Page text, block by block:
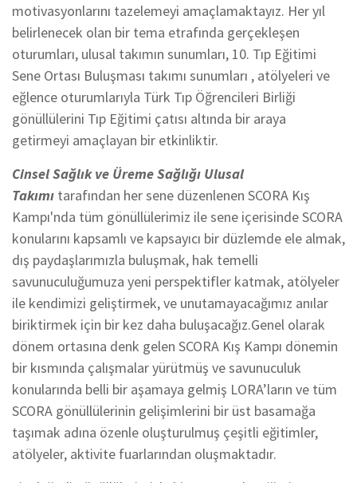
motivasyonlarını tazelemeyi amaçlamaktayız. Her yıl
belirlenecek olan bir tema etrafında gerçekleşen
oturumları, ulusal takımın sunumları, 10. Tıp Eğitimi
Sene Ortası Buluşması takımı sunumları , atölyeleri ve
eğlence oturumlarıyla Türk Tıp Öğrencileri Birliği
gönüllülerini Tıp Eğitimi çatısı altında bir araya
getirmeyi amaçlayan bir etkinliktir.
Cinsel Sağlık ve Üreme Sağlığı Ulusal
Takımı tarafından her sene düzenlenen SCORA Kış
Kampı'nda tüm gönüllülerimiz ile sene içerisinde SCORA
konularını kapsamlı ve kapsayıcı bir düzlemde ele almak,
dış paydaşlarımızla buluşmak, hak temelli
savunuculuğumuza yeni perspektifler katmak, atölyeler
ile kendimizi geliştirmek, ve unutamayacağımız anılar
biriktirmek için bir kez daha buluşacağız.Genel olarak
dönem ortasına denk gelen SCORA Kış Kampı dönemin
bir kısmında çalışmalar yürütmüş ve savunuculuk
konularında belli bir aşamaya gelmiş LORA’ların ve tüm
SCORA gönüllülerinin gelişimlerini bir üst basamağa
taşımak adına özenle oluşturulmuş çeşitli eğitimler,
atölyeler, aktivite fuarlarından oluşmaktadır.